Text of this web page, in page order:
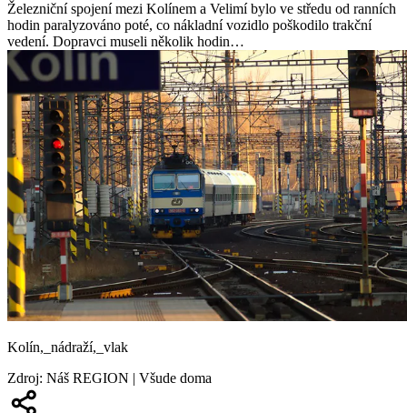
Železniční spojení mezi Kolínem a Velimí bylo ve středu od ranních
hodin paralyzováno poté, co nákladní vozidlo poškodilo trakční
vedení. Dopravci museli několik hodin…
Kolín,_nádraží,_vlak
Zdroj: Náš REGION | Všude doma